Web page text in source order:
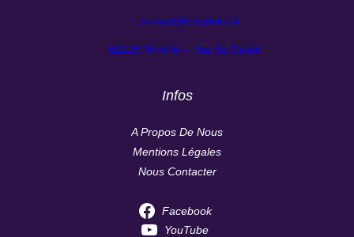
contact@inscristoi.fr
62126 Wimille – Pas de Calais
Infos
A Propos De Nous
Mentions Légales
Nous Contacter
Facebook
YouTube